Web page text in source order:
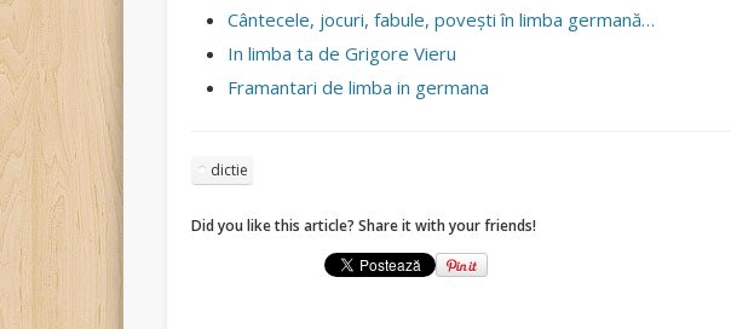
Cântecele, jocuri, fabule, povești în limba germană…
In limba ta de Grigore Vieru
Framantari de limba in germana
dictie
Did you like this article? Share it with your friends!